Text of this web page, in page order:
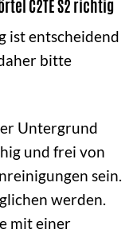
C2TE S2 richtig
ist entscheidend
bitte
Untergrund
und frei von
sein.
werden.
mit einer